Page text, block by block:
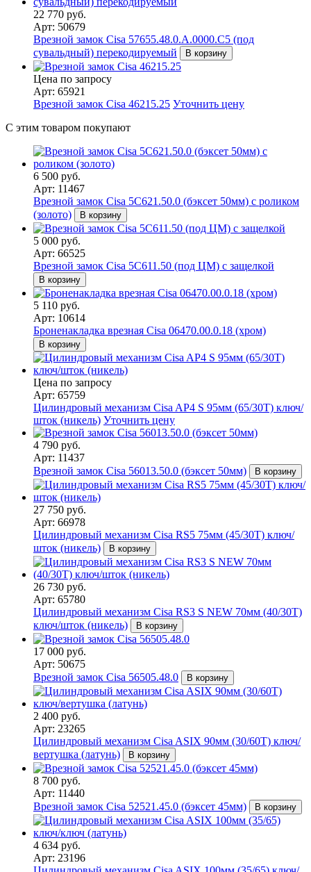
22 770 руб.
Арт: 50679
Врезной замок Cisa 57655.48.0.A.0000.C5 (под
сувальдный) перекодируемый
В корзину
Цена по запросу
Арт: 65921
Врезной замок Cisa 46215.25 Уточнить цену
С этим товаром покупают
6 500 руб.
Арт: 11467
Врезной замок Cisa 5С621.50.0 (бэксет 50мм) с роликом
(золото)
В корзину
5 000 руб.
Арт: 66525
Врезной замок Cisa 5С611.50 (под ЦМ) с защелкой
В корзину
5 110 руб.
Арт: 10614
Броненакладка врезная Cisa 06470.00.0.18 (хром)
В корзину
Цена по запросу
Арт: 65759
Цилиндровый механизм Cisa AP4 S 95мм (65/30Т) ключ/
шток (никель) Уточнить цену
4 790 руб.
Арт: 11437
Врезной замок Cisa 56013.50.0 (бэксет 50мм)
В корзину
27 750 руб.
Арт: 66978
Цилиндровый механизм Cisa RS5 75мм (45/30T) ключ/
шток (никель)
В корзину
26 730 руб.
Арт: 65780
Цилиндровый механизм Cisa RS3 S NEW 70мм (40/30T)
ключ/шток (никель)
В корзину
17 000 руб.
Арт: 50675
Врезной замок Cisa 56505.48.0
В корзину
2 400 руб.
Арт: 23265
Цилиндровый механизм Cisa ASIX 90мм (30/60Т) ключ/
вертушка (латунь)
В корзину
8 700 руб.
Арт: 11440
Врезной замок Cisa 52521.45.0 (бэксет 45мм)
В корзину
4 634 руб.
Арт: 23196